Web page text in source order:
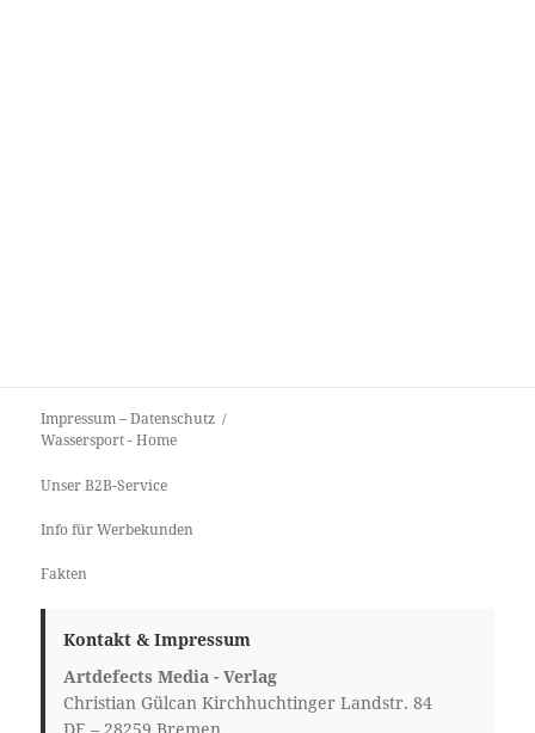
Impressum – Datenschutz
Wassersport- Home
Unser B2B-Service
Info für Werbekunden
Fakten
Kontakt & Impressum
Artdefects Media - Verlag
Christian Gülcan Kirchhuchtinger Landstr. 84